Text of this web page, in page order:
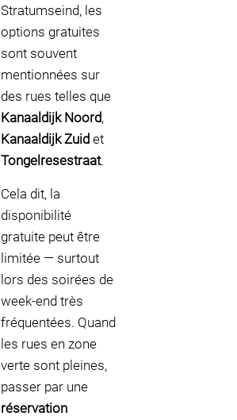
Stratumseind, les
options gratuites
sont souvent
mentionnées sur
des rues telles que
Kanaaldijk Noord,
Kanaaldijk Zuid et
Tongelresestraat.
Cela dit, la
disponibilité
gratuite peut être
limitée — surtout
lors des soirées de
week-end très
fréquentées. Quand
les rues en zone
verte sont pleines,
passer par une
réservation